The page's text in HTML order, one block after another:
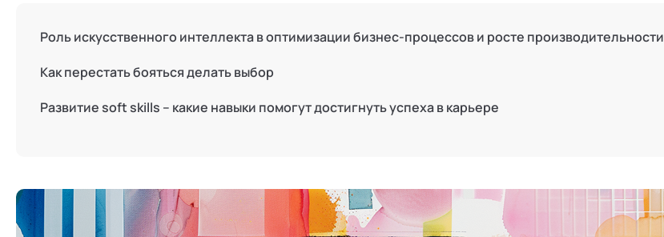
Роль искусственного интеллекта в оптимизации бизнес-процессов и росте производительности
Как перестать бояться делать выбор
Развитие soft skills – какие навыки помогут достигнуть успеха в карьере